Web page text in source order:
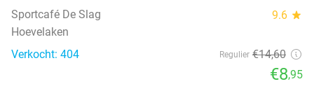
Sportcafé De Slag 9.6 star
Hoevelaken
Verkocht: 404
Regulier €14,60
€8,95